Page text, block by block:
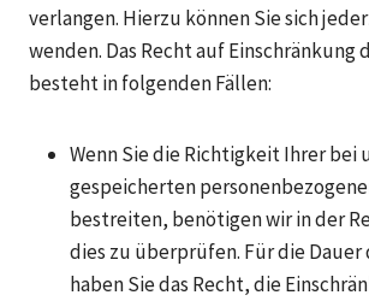
verlangen. Hierzu können Sie sich
wenden. Das Recht auf Einschränkung
besteht in folgenden Fällen:
Wenn Sie die Richtigkeit Ihrer bei
gespeicherten
bestreiten, benötigen wir in der
dies zu überprüfen. Für die
haben Sie das Recht, die